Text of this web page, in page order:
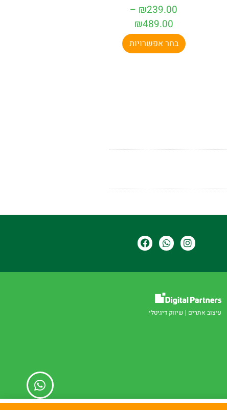
₪239.00
–
₪489.00
בחר אפשרויות
עיצוב אתרים | שיווק דיגיטלי